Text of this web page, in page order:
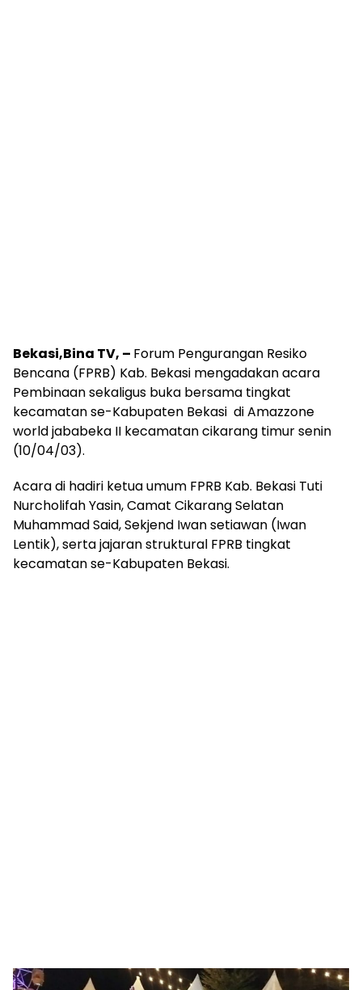
Bekasi,Bina TV, – Forum Pengurangan Resiko
Bencana (FPRB) Kab. Bekasi mengadakan acara
Pembinaan sekaligus buka bersama tingkat
kecamatan se-Kabupaten Bekasi di Amazzone
world jababeka II kecamatan cikarang timur senin
(10/04/03).
Acara di hadiri ketua umum FPRB Kab. Bekasi Tuti
Nurcholifah Yasin, Camat Cikarang Selatan
Muhammad Said, Sekjend Iwan setiawan (Iwan
Lentik), serta jajaran struktural FPRB tingkat
kecamatan se-Kabupaten Bekasi.